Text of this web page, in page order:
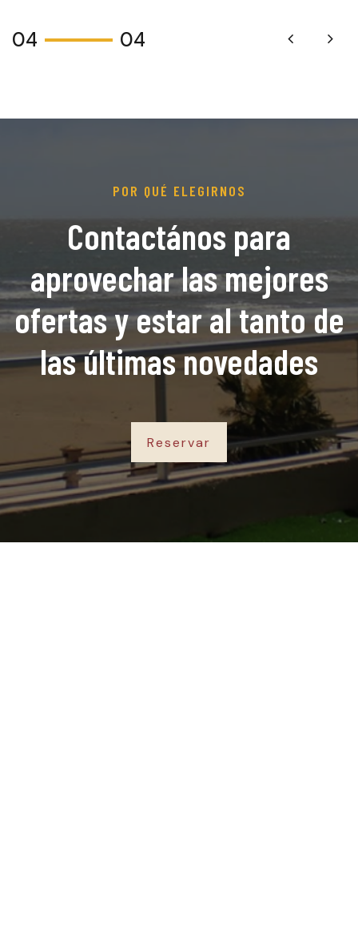
04 04
POR QUÉ ELEGIRNOS
Contactános para
aprovechar las mejores
ofertas y estar al tanto de
las últimas novedades
Reservar